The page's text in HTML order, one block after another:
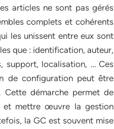
articles ne sont pas gérés
complets et cohérents
les unissent entre eux sont
que : identification, auteur,
support, localisation, … Ces
de configuration peut être
Cette démarche permet de
et mettre œuvre la gestion
la GC est souvent mise